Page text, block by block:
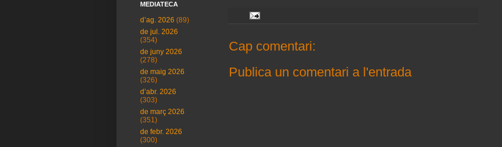
Cap comentari:
Publica un comentari a l'entrada
MEDIATECA
d’ag. 2026 (89)
de jul. 2026
(354)
de juny 2026
(278)
de maig 2026
(326)
d’abr. 2026
(303)
de març 2026
(351)
de febr. 2026
(300)